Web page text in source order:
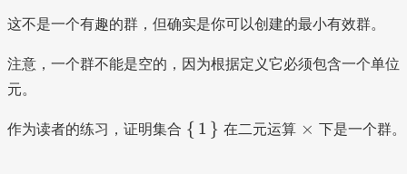
)
0
=
0
这不是一个有趣的群，但确实是你可以创建的最小有效群。
注意，一个群不能是空的，因为根据定义它必须包含一个单位
元。
作为读者的练习，证明集合 \
{ 1 } 在二元运算 \
× 下是一个群。